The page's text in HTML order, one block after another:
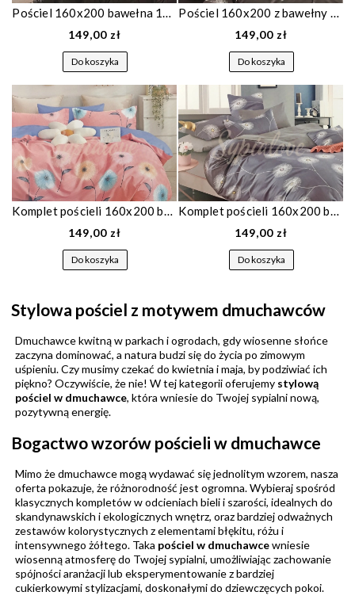
Pościel 160x200 bawełna 100% czarna w dmuchawce 1641
149,00 zł
Do koszyka
Pościel 160x200 z bawełny szara w dmuchawce 1176
149,00 zł
Do koszyka
Komplet pościeli 160x200 bawełniana różowa w dmuchawce 1468
149,00 zł
Do koszyka
Komplet pościeli 160x200 bawełniana szara w dmuchawce 1473
149,00 zł
Do koszyka
Stylowa pościel z motywem dmuchawców
Dmuchawce kwitną w parkach i ogrodach, gdy wiosenne słońce
zaczyna dominować, a natura budzi się do życia po zimowym
uśpieniu. Czy musimy czekać do kwietnia i maja, by podziwiać ich
piękno? Oczywiście, że nie! W tej kategorii oferujemy stylową
pościel w dmuchawce, która wniesie do Twojej sypialni nową,
pozytywną energię.
Bogactwo wzorów pościeli w dmuchawce
Mimo że dmuchawce mogą wydawać się jednolitym wzorem, nasza
oferta pokazuje, że różnorodność jest ogromna. Wybieraj spośród
klasycznych kompletów w odcieniach bieli i szarości, idealnych do
skandynawskich i ekologicznych wnętrz, oraz bardziej odważnych
zestawów kolorystycznych z elementami błękitu, różu i
intensywnego żółtego. Taka pościel w dmuchawcewniesie
wiosenną atmosferę do Twojej sypialni, umożliwiając zachowanie
spójności aranżacji lub eksperymentowanie z bardziej
cukierkowymi stylizacjami, doskonałymi do dziewczęcych pokoi.